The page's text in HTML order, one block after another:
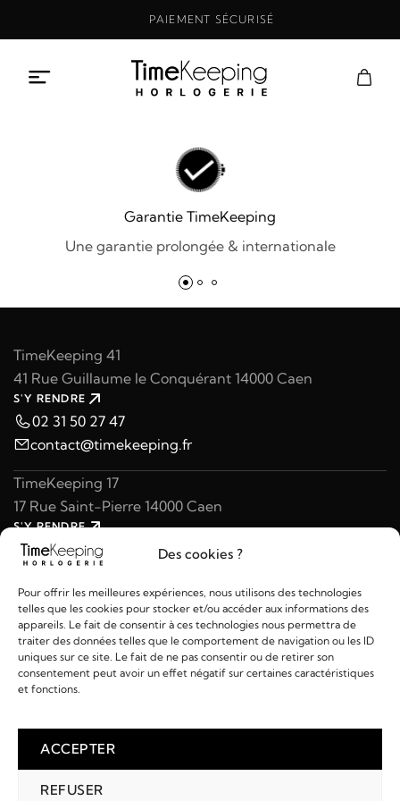
Des cookies ?
Pour offrir les meilleures expériences, nous utilisons des technologies
telles que les cookies pour stocker et/ou accéder aux informations des
appareils. Le fait de consentir à ces technologies nous permettra de
traiter des données telles que le comportement de navigation ou les ID
uniques sur ce site. Le fait de ne pas consentir ou de retirer son
consentement peut avoir un effet négatif sur certaines caractéristiques
et fonctions.
ACCEPTER
REFUSER
PAIEMENT SÉCURISÉ
Garantie TimeKeeping
Une garantie prolongée & internationale
TimeKeeping 41
41 Rue Guillaume le Conquérant 14000 Caen
S'Y RENDRE
02 31 50 27 47
contact@timekeeping.fr
TimeKeeping 17
17 Rue Saint-Pierre 14000 Caen
S'Y RENDRE
02 31 47 49 97
contact@timekeeping.fr
Liens utiles
2026 © TIMEKEEPING - Réalisé par